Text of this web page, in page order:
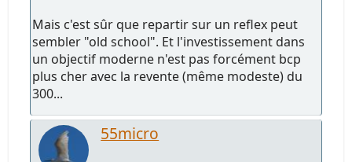
Mais c'est sûr que repartir sur un reflex peut
sembler "old school". Et l'investissement dans
un objectif moderne n'est pas forcément bcp
plus cher avec la revente (même modeste) du
300...
55micro